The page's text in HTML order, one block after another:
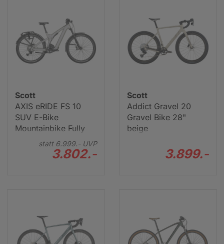
Scott
AXIS eRIDE FS 10
SUV E-Bike
Mountainbike Fully
29" graustatt 6.999.-UVP
3.802.-
Scott
Addict Gravel 20
Gravel Bike 28"
beige
3.899.-